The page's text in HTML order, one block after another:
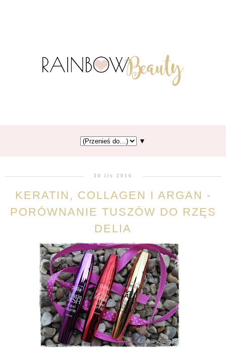
▼
30 lis 2016
KERATIN, COLLAGEN I ARGAN -
PORÓWNANIE TUSZÓW DO RZĘS
DELIA